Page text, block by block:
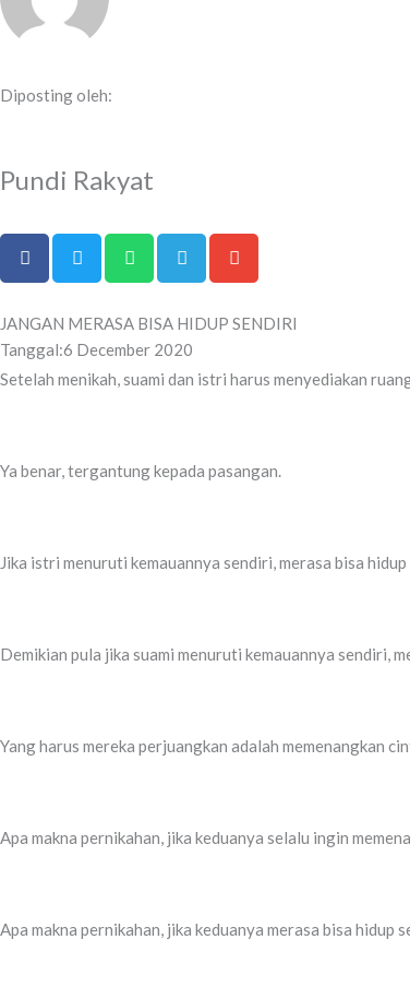
Diposting oleh:
Pundi Rakyat
JANGAN MERASA BISA HIDUP SENDIRI
Tanggal:6 December 2020
Setelah menikah, suami dan istri harus menyediakan
Ya benar, tergantung kepada pasangan.
Jika istri menuruti kemauannya sendiri, merasa bisa
Demikian pula jika suami menuruti kemauannya sendiri,
Yang harus mereka perjuangkan adalah memenangkan
Apa makna pernikahan, jika keduanya selalu ingin
Apa makna pernikahan, jika keduanya merasa bisa hidup